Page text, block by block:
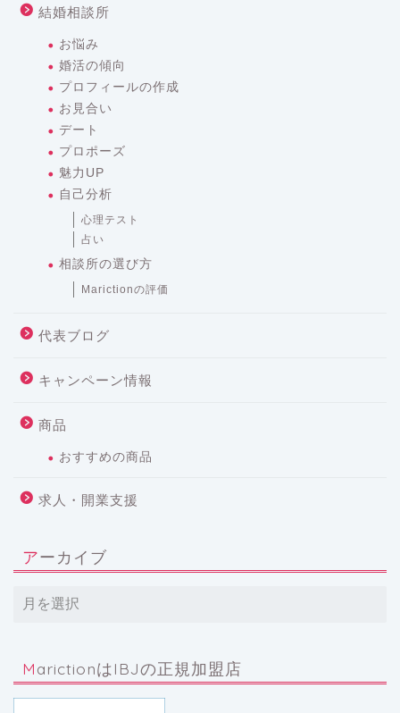
結婚相談所
お悩み
婚活の傾向
プロフィールの作成
お見合い
デート
プロポーズ
魅力UP
自己分析
心理テスト
占い
相談所の選び方
Marictionの評価
代表ブログ
キャンペーン情報
商品
おすすめの商品
求人・開業支援
アーカイブ
MarictionはIBJの正規加盟店